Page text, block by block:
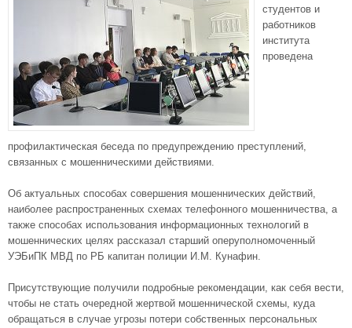
студентов и
работников
института
проведена
профилактическая беседа по предупреждению преступлений,
связанных с мошенническими действиями.
Об актуальных способах совершения мошеннических действий,
наиболее распространенных схемах телефонного мошенничества, а
также способах использования информационных технологий в
мошеннических целях рассказал старший оперуполномоченный
УЭБиПК МВД по РБ капитан полиции И.М. Кунафин.
Присутствующие получили подробные рекомендации, как себя вести,
чтобы не стать очередной жертвой мошеннической схемы, куда
обращаться в случае угрозы потери собственных персональных